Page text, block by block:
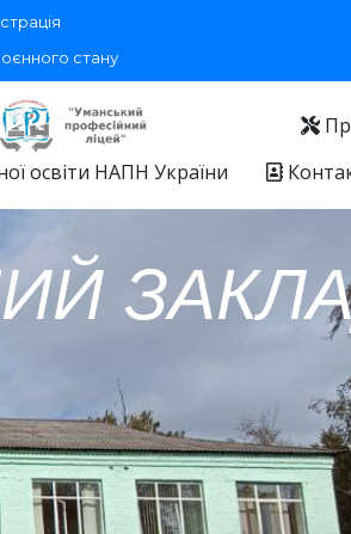
стану
освіти НАПН України